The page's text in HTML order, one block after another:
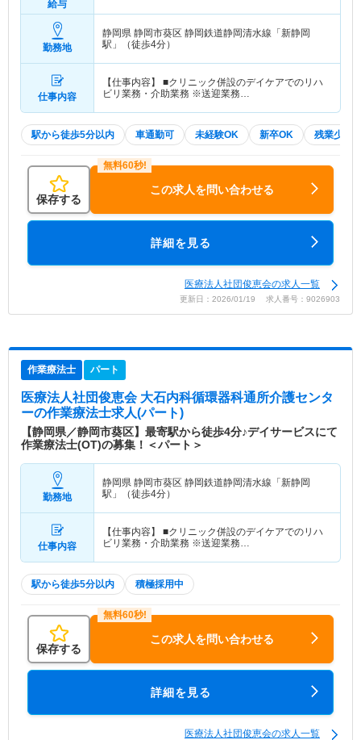
給与
勤務地
静岡県 静岡市葵区 静岡鉄道静岡清水線「新静岡
駅」（徒歩4分）
仕事内容
【仕事内容】 ■クリニック併設のデイケアでのリハ
ビリ業務・介助業務 ※送迎業務…
駅から徒歩5分以内 車通勤可 未経験OK 新卒OK 残業少な
保存する
この求人を問い合わせる
詳細を見る
医療法人社団俊恵会の求人一覧
更新日：2026/01/19 求人番号：9026903
作業療法士 パート
医療法人社団俊恵会 大石内科循環器科通所介護センタ
ーの作業療法士求人(パート)
【静岡県／静岡市葵区】最寄駅から徒歩4分♪デイサービスにて
作業療法士(OT)の募集！＜パート＞
勤務地
静岡県 静岡市葵区 静岡鉄道静岡清水線「新静岡
駅」（徒歩4分）
仕事内容
【仕事内容】 ■クリニック併設のデイケアでのリハ
ビリ業務・介助業務 ※送迎業務…
駅から徒歩5分以内 積極採用中
保存する
この求人を問い合わせる
詳細を見る
医療法人社団俊恵会の求人一覧